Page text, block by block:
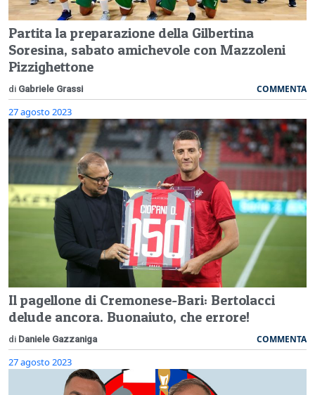
Partita la preparazione della Gilbertina
Soresina, sabato amichevole con Mazzoleni
Pizzighettone
di Gabriele Grassi COMMENTA
27 agosto 2023
Il pagellone di Cremonese-Bari: Bertolacci
delude ancora. Buonaiuto, che errore!
di Daniele Gazzaniga COMMENTA
27 agosto 2023